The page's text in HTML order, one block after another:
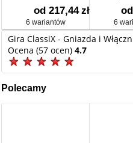
od 217,44 zł
6 wariantów 6
Gira ClassiX - Gniazda i
Ocena (57 ocen)4.7
Polecamy